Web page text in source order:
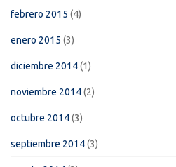
febrero 2015 (4)
enero 2015 (3)
diciembre 2014(1)
noviembre 2014(2)
octubre 2014(3)
septiembre 2014(3)